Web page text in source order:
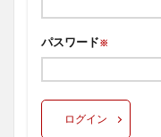
パスワード※
ログイン